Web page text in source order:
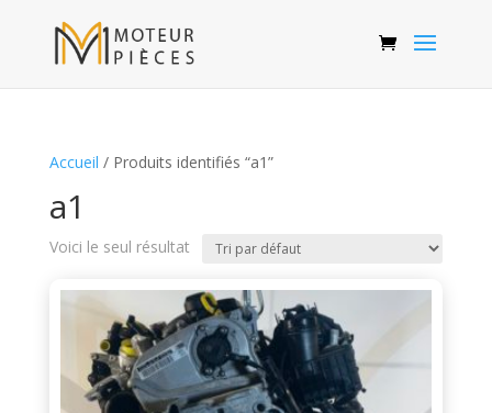
Accueil / Produits identifiés “a1”
a1
Voici le seul résultat